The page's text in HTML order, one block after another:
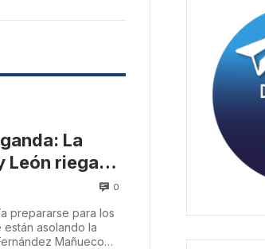
La
León riega
a los medios0
prepararse para los
asolando la
Mañueco